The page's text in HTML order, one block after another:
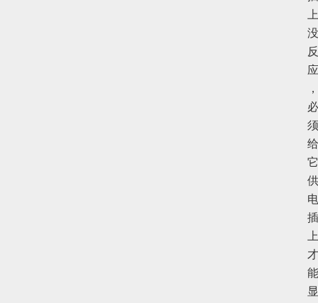
上
没
反
应
，
必
须
给
它
供
电
插
上
才
能
显